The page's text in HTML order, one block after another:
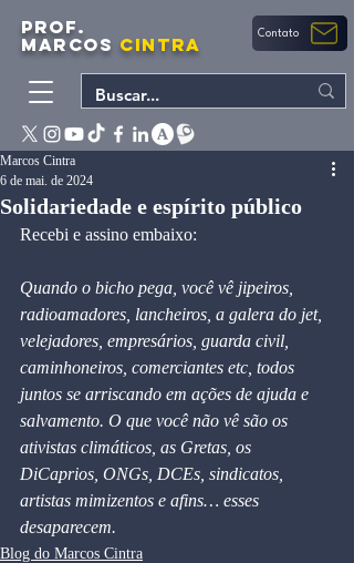
PROF.
MARCOS CINTRA Contato
Solidariedade e espírito público
Marcos Cintra
6 de mai. de 2024
Recebi e assino embaixo:
Quando o bicho pega, você vê jipeiros,
radioamadores, lancheiros, a galera do jet,
velejadores, empresários, guarda civil,
caminhoneiros, comerciantes etc, todos
juntos se arriscando em ações de ajuda e
salvamento. O que você não vê são os
ativistas climáticos, as Gretas, os
DiCaprios, ONGs, DCEs, sindicatos,
artistas mimizentos e afins… esses
desaparecem.
Blog do Marcos Cintra